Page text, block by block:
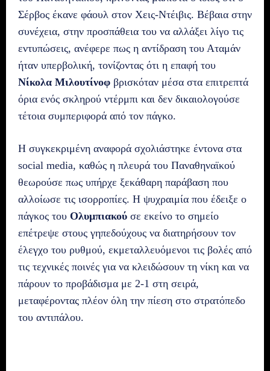
Σέρβος έκανε φάουλ στον Χεις-Ντέιβις. Βέβαια στην
συνέχεια, στην προσπάθεια του να αλλάξει λίγο τις
εντυπώσεις, ανέφερε πως η αντίδραση του Αταμάν
ήταν υπερβολική, τονίζοντας ότι η επαφή του
Νίκολα Μιλουτίνοφ βρισκόταν μέσα στα επιτρεπτά
όρια ενός σκληρού ντέρμπι και δεν δικαιολογούσε
τέτοια συμπεριφορά από τον πάγκο.
Η συγκεκριμένη αναφορά σχολιάστηκε έντονα στα
social media, καθώς η πλευρά του Παναθηναϊκού
θεωρούσε πως υπήρχε ξεκάθαρη παράβαση που
αλλοίωσε τις ισορροπίες. Η ψυχραιμία που έδειξε ο
πάγκος του Ολυμπιακού σε εκείνο το σημείο
επέτρεψε στους γηπεδούχους να διατηρήσουν τον
έλεγχο του ρυθμού, εκμεταλλευόμενοι τις βολές από
τις τεχνικές ποινές για να κλειδώσουν τη νίκη και να
πάρουν το προβάδισμα με 2-1 στη σειρά,
μεταφέροντας πλέον όλη την πίεση στο στρατόπεδο
του αντιπάλου.